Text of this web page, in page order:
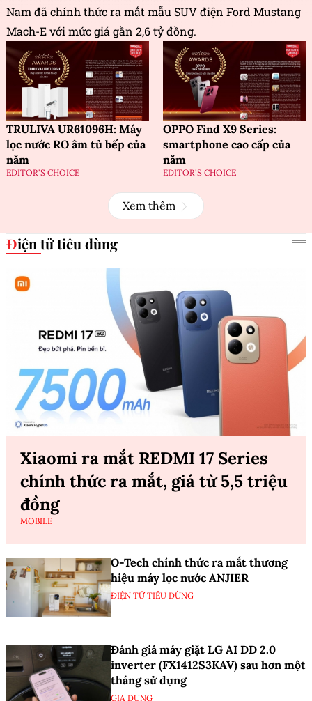
Nam đã chính thức ra mắt mẫu SUV điện Ford Mustang
Mach-E với mức giá gần 2,6 tỷ đồng.
TRULIVA UR61096H: Máy
lọc nước RO âm tủ bếp của
năm
EDITOR'S CHOICE
OPPO Find X9 Series:
smartphone cao cấp của
năm
EDITOR'S CHOICE
Xem thêm
Điện tử tiêu dùng
Xiaomi ra mắt REDMI 17 Series
chính thức ra mắt, giá từ 5,5 triệu
đồng
MOBILE
O-Tech chính thức ra mắt thương
hiệu máy lọc nước ANJIER
ĐIỆN TỬ TIÊU DÙNG
Đánh giá máy giặt LG AI DD 2.0
inverter (FX1412S3KAV) sau hơn một
tháng sử dụng
GIA DỤNG